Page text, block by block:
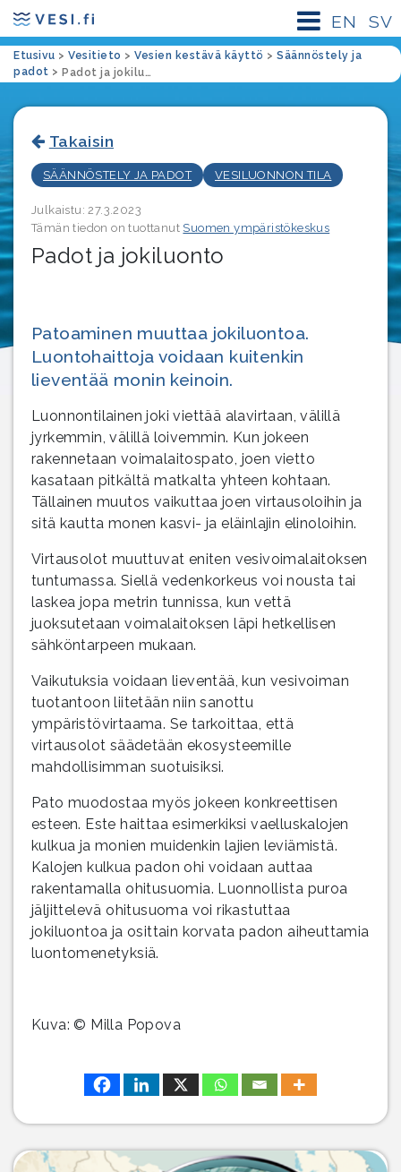
SV
EN
Etusivu > Vesitieto > Vesien kestävä käyttö > Säännöstely ja
padot > Padot ja jokiluonto
Takaisin
SÄÄNNÖSTELY JA PADOT VESILUONNON TILA
Julkaistu: 27.3.2023
Tämän tiedon on tuottanut Suomen ympäristökeskus
Padot ja jokiluonto
Patoaminen muuttaa jokiluontoa.
Luontohaittoja voidaan kuitenkin
lieventää monin keinoin.
Luonnontilainen joki viettää alavirtaan, välillä
jyrkemmin, välillä loivemmin. Kun jokeen
rakennetaan voimalaitospato, joen vietto
kasataan pitkältä matkalta yhteen kohtaan.
Tällainen muutos vaikuttaa joen virtausoloihin ja
sitä kautta monen kasvi- ja eläinlajin elinoloihin.
Virtausolot muuttuvat eniten vesivoimalaitoksen
tuntumassa. Siellä vedenkorkeus voi nousta tai
laskea jopa metrin tunnissa, kun vettä
juoksutetaan voimalaitoksen läpi hetkellisen
sähköntarpeen mukaan.
Vaikutuksia voidaan lieventää, kun vesivoiman
tuotantoon liitetään niin sanottu
ympäristövirtaama. Se tarkoittaa, että
virtausolot säädetään ekosysteemille
mahdollisimman suotuisiksi.
Pato muodostaa myös jokeen konkreettisen
esteen. Este haittaa esimerkiksi vaelluskalojen
kulkua ja monien muidenkin lajien leviämistä.
Kalojen kulkua padon ohi voidaan auttaa
rakentamalla ohitusuomia. Luonnollista puroa
jäljittelevä ohitusuoma voi rikastuttaa
jokiluontoa ja osittain korvata padon aiheuttamia
luontomenetyksiä.
Kuva: © Milla Popova